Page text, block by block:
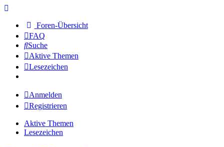
Foren-Übersicht
FAQ
Suche
Aktive Themen
Lesezeichen
Anmelden
Registrieren
Aktive Themen
Lesezeichen